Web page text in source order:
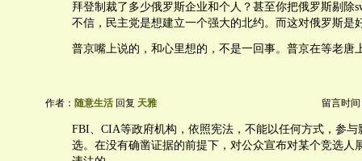
拜登制裁了多少俄罗斯企业和个人？甚至你把俄罗斯剔除
不信，民主党是想建立一个强大的北约。而这对俄罗斯是
普京嘴上说的，和心里想的，不是一回事。普京在等老唐
作者： 随意生活 回复 天雅 留言时间
FBI、CIA等政府机构，依照宪法，不能以任何方式，参与
选。在没有确凿证据的前提下，对公众宣布对某个竞选人